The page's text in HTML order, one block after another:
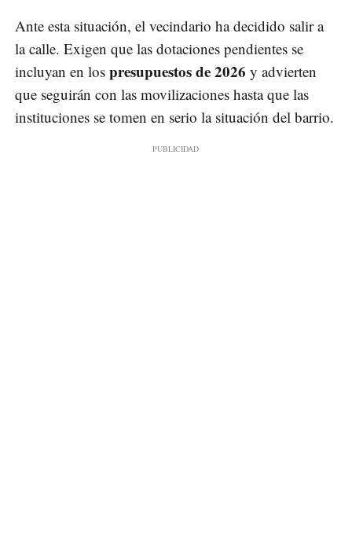
Ante esta situación, el vecindario ha decidido salir a
la calle. Exigen que las dotaciones pendientes se
incluyan en los presupuestos de 2026 y advierten
que seguirán con las movilizaciones hasta que las
instituciones se tomen en serio la situación del barrio.